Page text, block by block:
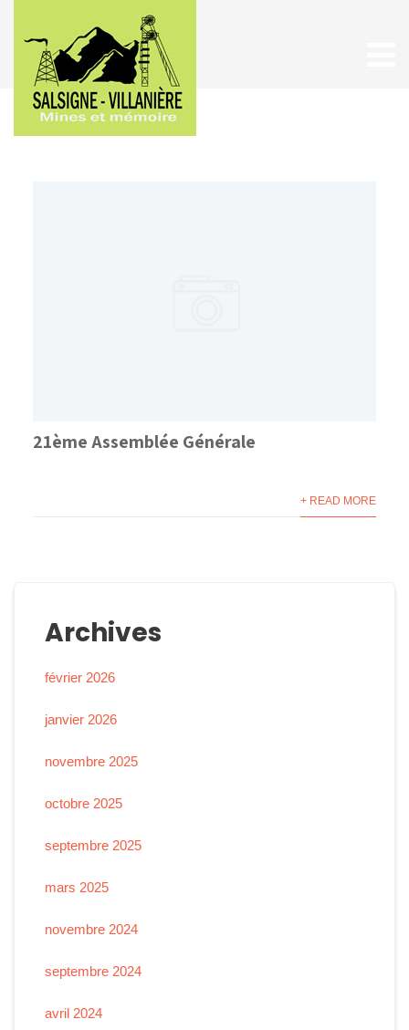
21ème Assemblée Générale
+ READ MORE
Archives
février 2026
janvier 2026
novembre 2025
octobre 2025
septembre 2025
mars 2025
novembre 2024
septembre 2024
avril 2024